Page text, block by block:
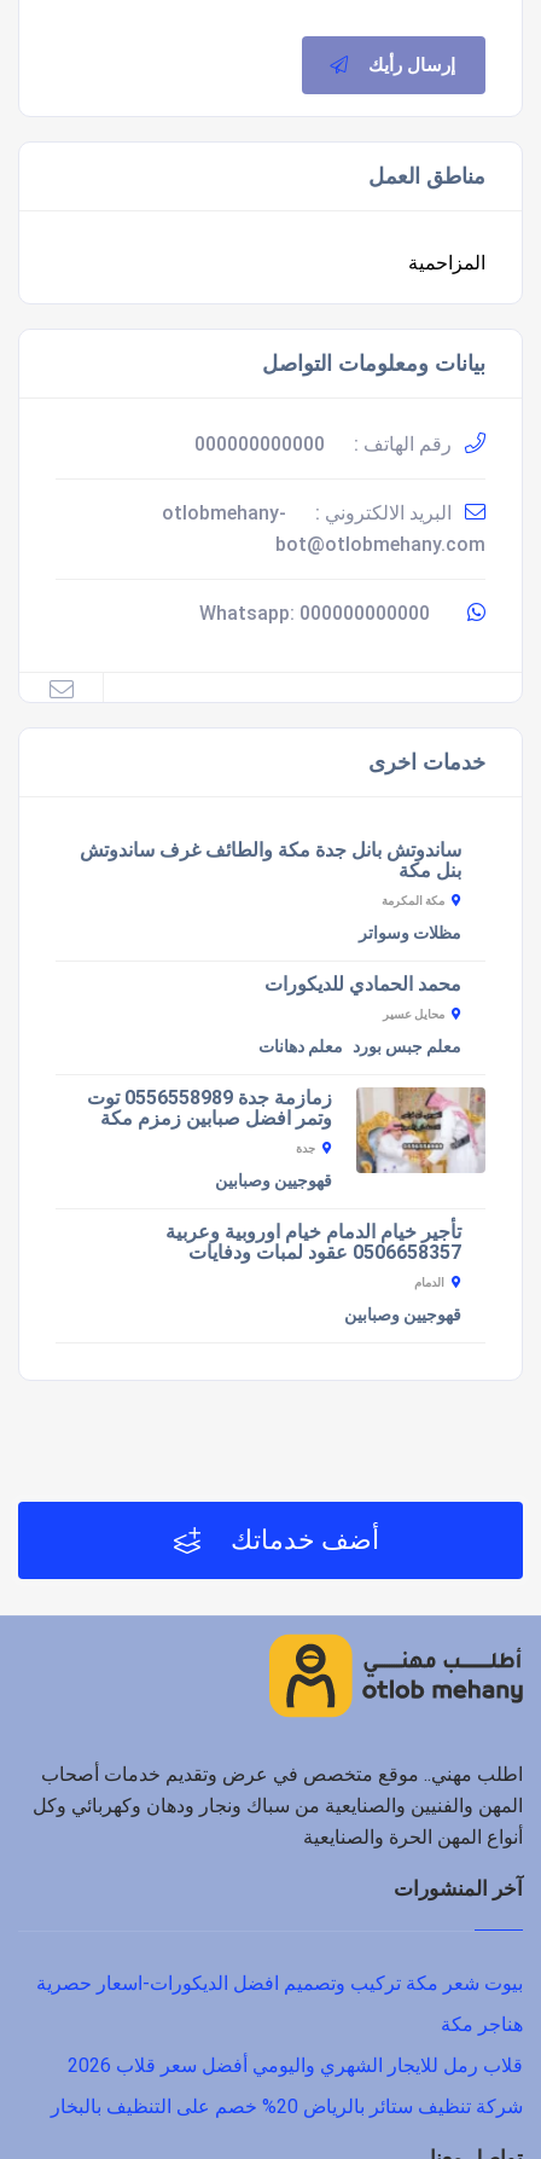
إرسال رأيك
مناطق العمل
المزاحمية
بيانات ومعلومات التواصل
رقم الهاتف : 000000000000
البريد الالكتروني :
otlobmehany-
bot@otlobmehany.com
000000000000
خدمات اخرى
ساندوتش بانل جدة مكة والطائف غرف ساندوتش
بنل مكة
مكة المكرمة
مظلات وسواتر
محمد الحمادي للديكورات
محايل عسير
معلم جبس بورد معلم دهانات
زمازمة جدة 0556558989 توت
وتمر افضل صبابين زمزم مكة
جدة
قهوجيين وصبابين
تأجير خيام الدمام خيام اوروبية وعربية
0506658357 عقود لمبات ودفايات
الدمام
قهوجيين وصبابين
أضف خدماتك
اطلب مهني.. موقع متخصص في عرض وتقديم خدمات أصحاب
المهن والفنيين والصنايعية من سباك ونجار ودهان وكهربائي وكل
أنواع المهن الحرة والصنايعية
آخر المنشورات
بيوت شعر مكة تركيب وتصميم افضل الديكورات-اسعار حصرية
هناجر مكة
قلاب رمل للايجار الشهري واليومي أفضل سعر قلاب 2026
شركة تنظيف ستائر بالرياض 20% خصم على التنظيف بالبخار